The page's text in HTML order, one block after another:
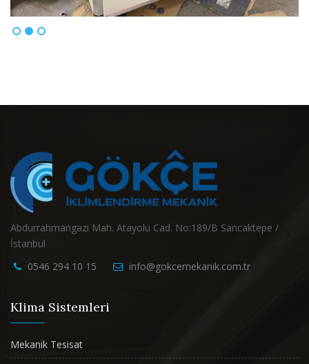
Abdurrahmangazi Mah. Atayolu Cad. No:189/B Sancaktepe /
İstanbul
0546 294 10 15
info@gokcemekanik.com.tr
Klima Sistemleri
Mekanik Tesisat